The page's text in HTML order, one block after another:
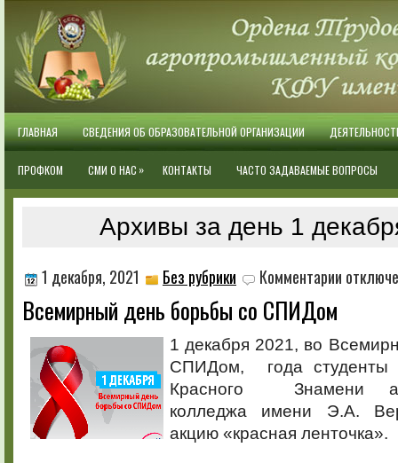
ГЛАВНАЯ СВЕДЕНИЯ ОБ ОБРАЗОВАТЕЛЬНОЙ ОРГАНИЗАЦИИ
ПРОФКОМ СМИ О НАС » КОНТАКТЫ ЧАСТО ЗАДАВАЕМЫЕ ВОПРОСЫ
Архивы за день 1
1 декабря, 2021 Без рубрики Комментарии записи
со
СПИДом
Всемирный день борьбы со СПИДом
1 декабря 2021, во
СПИДом, года студенты
Красного Знамени
колледжа имени Э.А.
акцию «красная ленточка».